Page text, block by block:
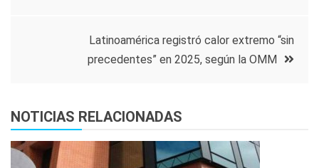
Latinoamérica registró calor extremo “sin
precedentes” en 2025, según la OMM
NOTICIAS RELACIONADAS